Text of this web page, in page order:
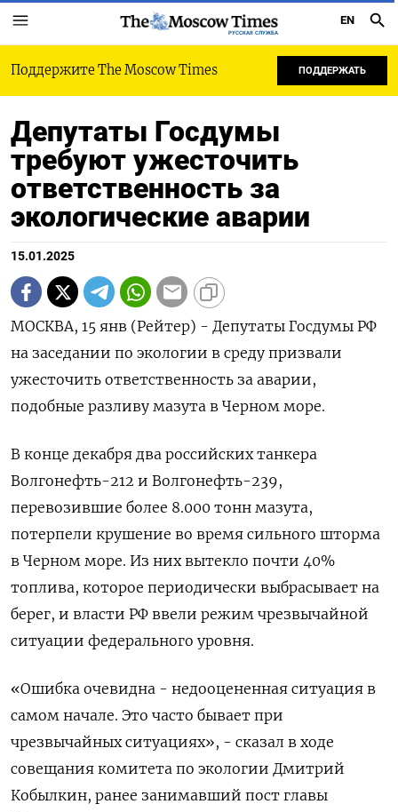
РУССКАЯ СЛУЖБА
EN
Поддержите The Moscow Times ПОДДЕРЖАТЬ
Депутаты Госдумы
требуют ужесточить
ответственность за
экологические аварии
15.01.2025
МОСКВА, 15 янв (Рейтер) - Депутаты Госдумы РФ
на заседании по экологии в среду призвали
ужесточить ответственность за аварии,
подобные разливу мазута в Черном море.
В конце декабря два российских танкера
Волгонефть-212 и Волгонефть-239,
перевозившие более 8.000 тонн мазута,
потерпели крушение во время сильного шторма
в Черном море. Из них вытекло почти 40%
топлива, которое периодически выбрасывает на
берег, и власти РФ ввели режим чрезвычайной
ситуации федерального уровня.
«Ошибка очевидна - недооцененная ситуация в
самом начале. Это часто бывает при
чрезвычайных ситуациях», - сказал в ходе
совещания комитета по экологии Дмитрий
Кобылкин, ранее занимавший пост главы